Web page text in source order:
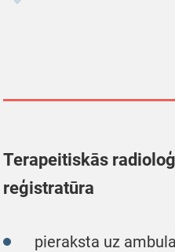
Terapeitiskās
reģistratūra
pieraksta uz